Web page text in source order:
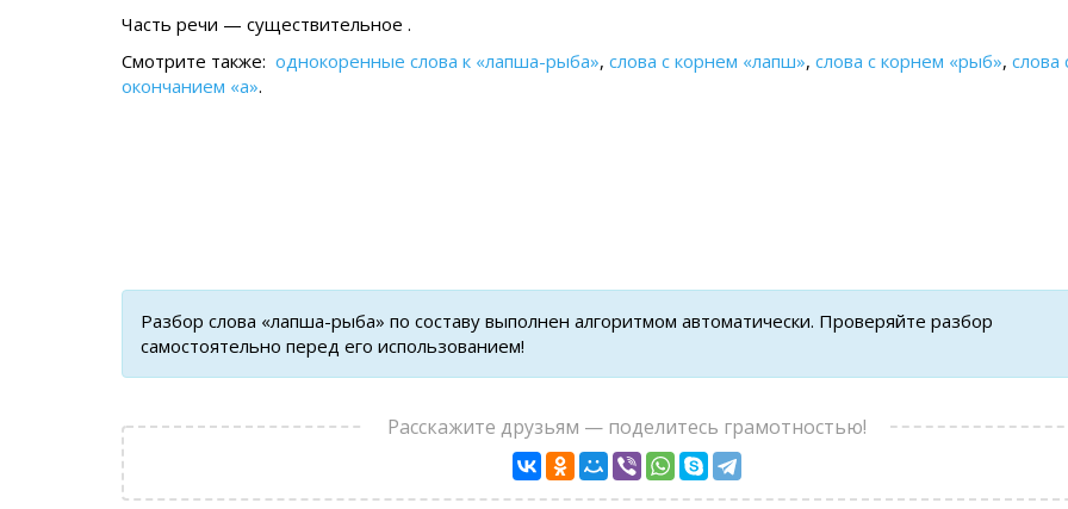
Часть речи — существительное .
Смотрите также: однокоренные слова к «лапша-рыба», слова с корнем «лапш», слова с корнем «рыб», слова
окончанием «а».
Разбор слова «лапша-рыба» по составу выполнен алгоритмом автоматически. Проверяйте разбор
самостоятельно перед его использованием!
Расскажите друзьям — поделитесь грамотностью!